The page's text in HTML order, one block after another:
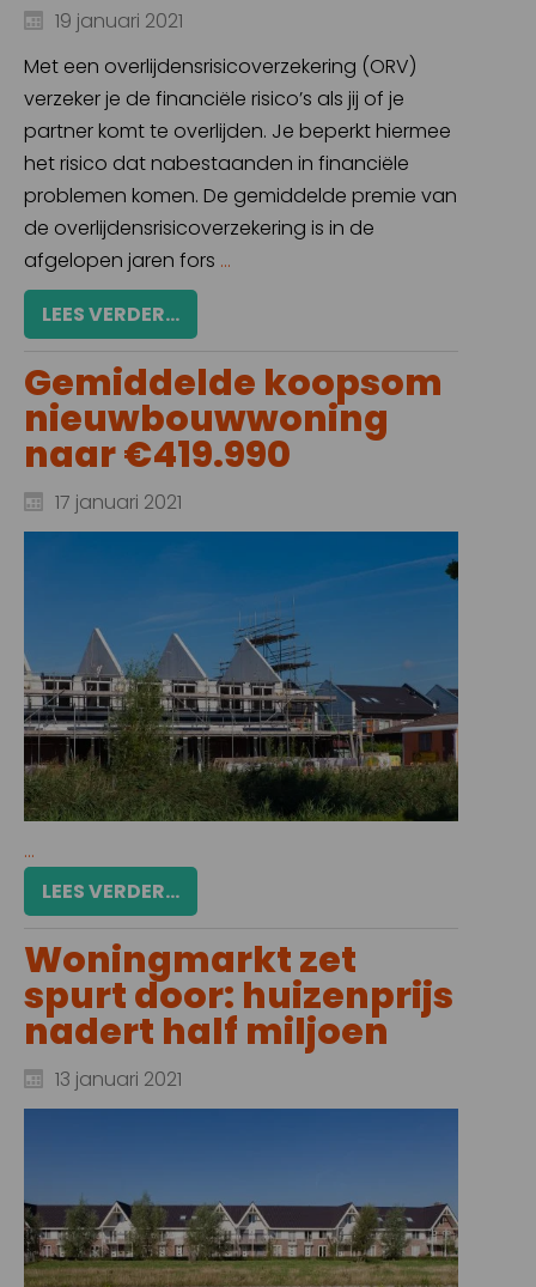
19 januari 2021
Met een overlijdensrisicoverzekering (ORV)
verzeker je de financiële risico’s als jij of je
partner komt te overlijden. Je beperkt hiermee
het risico dat nabestaanden in financiële
problemen komen. De gemiddelde premie van
de overlijdensrisicoverzekering is in de
afgelopen jaren fors ...
LEES VERDER...
Gemiddelde koopsom
nieuwbouwwoning
naar €419.990
17 januari 2021
...
LEES VERDER...
Woningmarkt zet
spurt door: huizenprijs
nadert half miljoen
13 januari 2021